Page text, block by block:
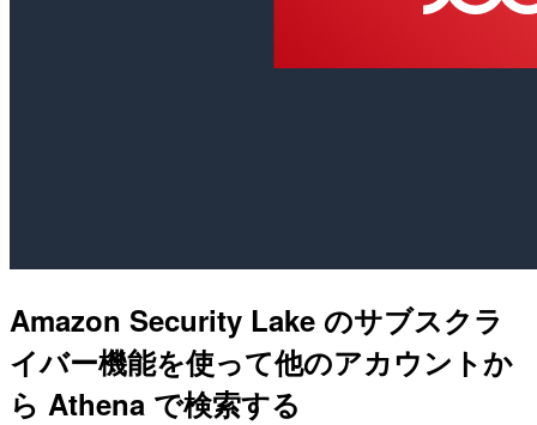
Amazon Security Lake のサブスクラ
イバー機能を使って他のアカウントか
ら Athena で検索する